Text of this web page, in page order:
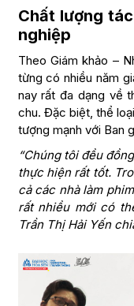
Chất lượng
nghiệp
Theo Giám khảo –
từng có nhiều năm
nay rất đa dạng về
chu. Đặc biệt, thể
tượng mạnh với Ban
“Chúng tôi đều
thực hiện rất tốt.
cả các nhà làm
rất nhiều mới có
Trần Thị Hải Yến